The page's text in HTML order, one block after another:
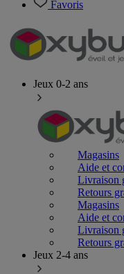
Favoris
Jeux 0-2 ans
Magasins
Aide et
Livraison
Retours
Magasins
Aide et
Livraison
Retours
Jeux 2-4 ans